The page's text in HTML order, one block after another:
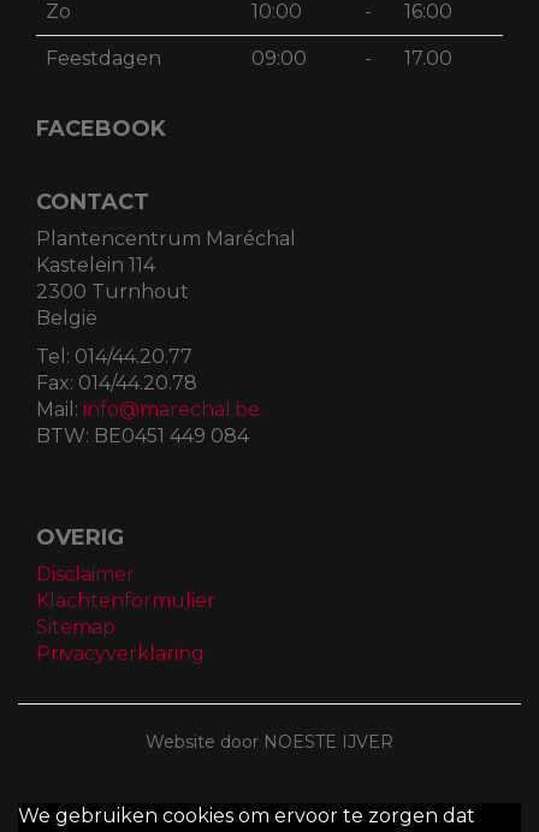
Zo 10:00 - 16:00
Feestdagen 09:00 - 17.00
FACEBOOK
CONTACT
Plantencentrum Maréchal
Kastelein 114
2300 Turnhout
België
Tel: 014/44.20.77
Fax: 014/44.20.78
Mail: info@marechal.be
BTW: BE0451 449 084
OVERIG
Disclaimer
Klachtenformulier
Sitemap
Privacyverklaring
Website door NOESTE IJVER
We gebruiken cookies om ervoor te zorgen dat